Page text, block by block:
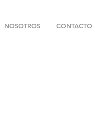
NOSOTROS CONTACTO